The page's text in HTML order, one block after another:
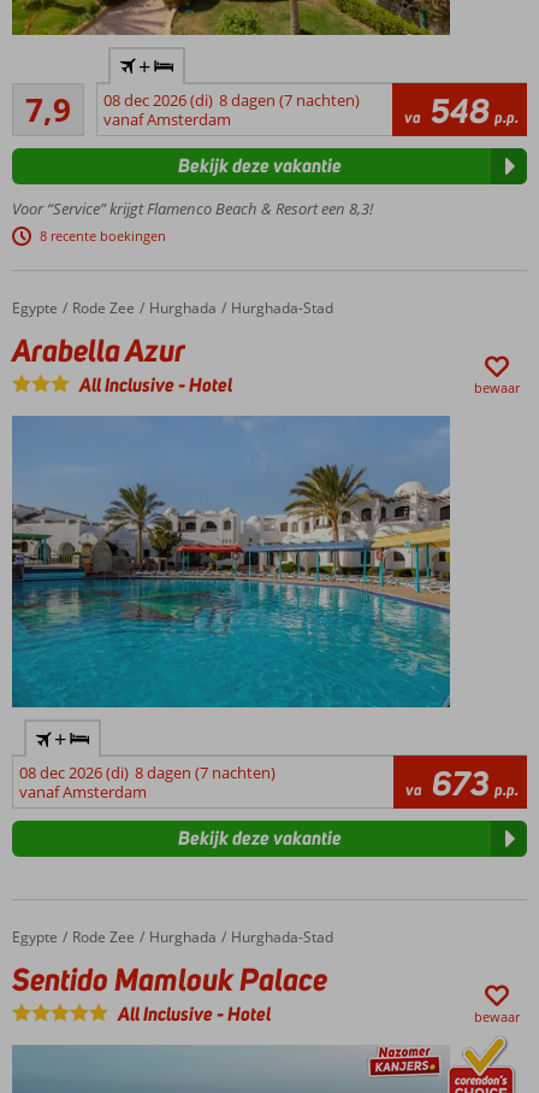
Privéstrand
met huisrif
Shuttleservice
naar El Quseir
Duikschool
op het
resort
Ook
7,9
373
beoordelingen
+
08 dec 2026 (di) 8 dagen (7 nachten)
vanaf Amsterdam
va 548 p.p.
Voor “Service” krijgt Flamenco Beach & Resort een 8,3!
8 recente boekingen
Bekijk deze vakantie
Home
Egypte Rode Zee Hurghada Hurghada-Stad
Arabella Azur
Arabella Azur
All Inclusive-Hotel bewaar
+
08 dec 2026 (di) 8 dagen (7 nachten)
vanaf Amsterdam
va 673 p.p.
Bekijk deze vakantie
Home
Egypte Rode Zee Hurghada Hurghada-Stad
Sentido Mamlouk Palace
Sentido Mamlouk Palace
All Inclusive-Hotel bewaar